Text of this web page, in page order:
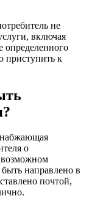
не
включая
определенного
приступить к
о
возможном
направлено в
почтой,